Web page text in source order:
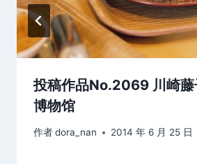
投稿作品No.2069 川崎藤
博物馆
作者dora_nan 2014 年 6 月 25 日